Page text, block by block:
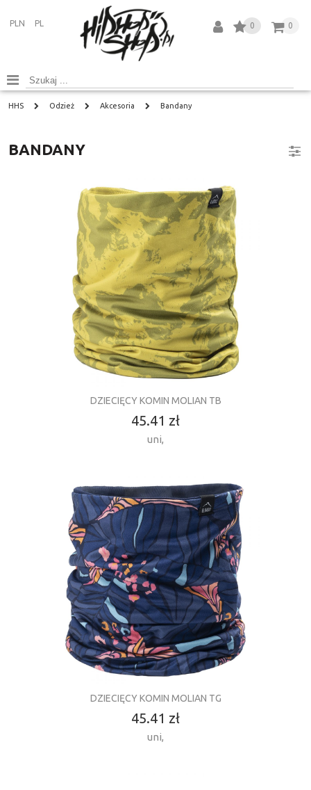
PLN PL 0
0
HHS Odzież Akcesoria Bandany
BANDANY
DZIECIĘCY KOMIN MOLIAN TB
45.41 zł
uni,
DZIECIĘCY KOMIN MOLIAN TG
45.41 zł
uni,